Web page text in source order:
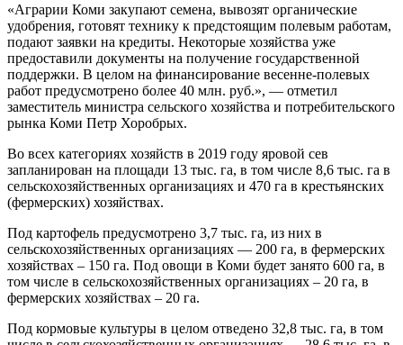
«Аграрии Коми закупают семена, вывозят органические
удобрения, готовят технику к предстоящим полевым работам,
подают заявки на кредиты. Некоторые хозяйства уже
предоставили документы на получение государственной
поддержки. В целом на финансирование весенне-полевых
работ предусмотрено более 40 млн. руб.», — отметил
заместитель министра сельского хозяйства и потребительского
рынка Коми Петр Хоробрых.
Во всех категориях хозяйств в 2019 году яровой сев
запланирован на площади 13 тыс. га, в том числе 8,6 тыс. га в
сельскохозяйственных организациях и 470 га в крестьянских
(фермерских) хозяйствах.
Под картофель предусмотрено 3,7 тыс. га, из них в
сельскохозяйственных организациях — 200 га, в фермерских
хозяйствах – 150 га. Под овощи в Коми будет занято 600 га, в
том числе в сельскохозяйственных организациях – 20 га, в
фермерских хозяйствах – 20 га.
Под кормовые культуры в целом отведено 32,8 тыс. га, в том